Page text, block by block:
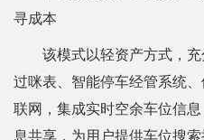
寻成本
该模式以轻资产方式，
过咪表、智能停车经管系统
联网，集成实时空余车位信
息共享，为用户提供车位搜